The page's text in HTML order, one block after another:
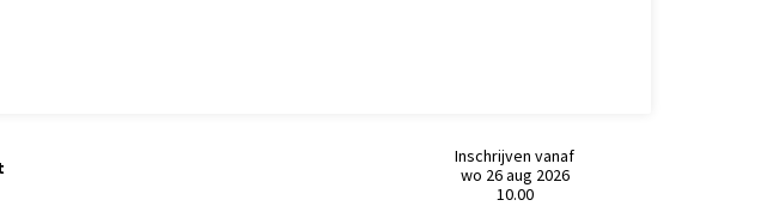
Inschrijven vanaf
wo 26 aug 2026
10.00